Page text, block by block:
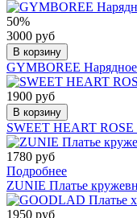
50%
3000 руб
В корзину
GYMBOREE Нарядное
1900 руб
В корзину
SWEET HEART
1780 руб
Подробнее
ZUNIE Платье
1950 руб